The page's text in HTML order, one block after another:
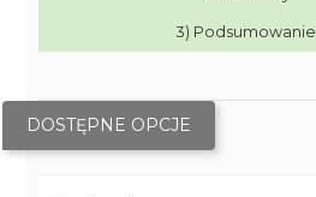
3) Podsumowanie
DOSTĘPNE OPCJE